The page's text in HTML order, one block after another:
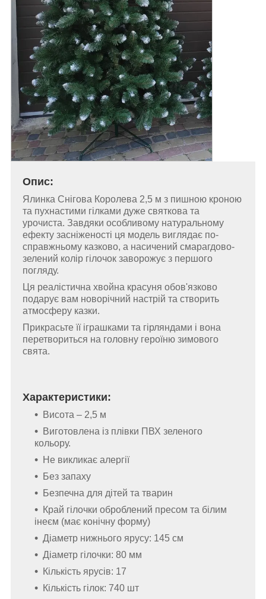
Опис:
Ялинка Снігова Королева 2,5 м з пишною кроною
та пухнастими гілками дуже святкова та
урочиста. Завдяки особливому натуральному
ефекту засніженості ця модель виглядає по-
справжньому казково, а насичений смарагдово-
зелений колір гілочок заворожує з першого
погляду.
Ця реалістична хвойна красуня обов'язково
подарує вам новорічний настрій та створить
атмосферу казки.
Прикрасьте її іграшками та гірляндами і вона
перетвориться на головну героїню зимового
свята.
Характеристики:
Висота – 2,5 м
Виготовлена із плівки ПВХ зеленого
кольору.
Не викликає алергії
Без запаху
Безпечна для дітей та тварин
Край гілочки оброблений пресом та білим
інеєм (має конічну форму)
Діаметр нижнього ярусу: 145 см
Діаметр гілочки: 80 мм
Кількість ярусів: 17
Кількість гілок: 740 шт